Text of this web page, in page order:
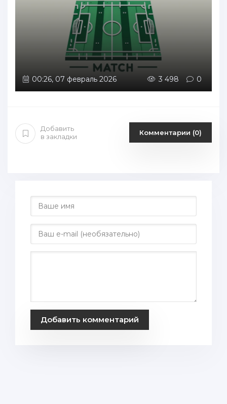
00:26, 07 февраль 2026 3 498 0
Добавить
в закладки
Комментарии (0)
Добавить комментарий